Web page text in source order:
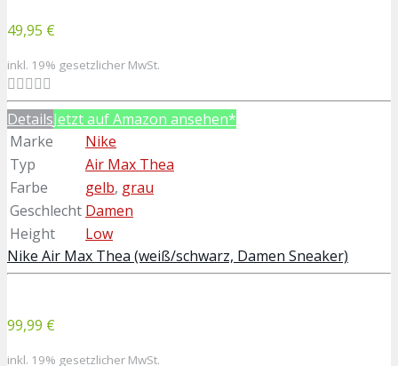
49,95 €
inkl. 19% gesetzlicher MwSt.
DetailsJetzt auf Amazon ansehen*
Marke
Nike
Typ
Air Max Thea
Farbe
gelb, grau
Geschlecht Damen
Height
Low
Nike Air Max Thea (weiß/schwarz, Damen Sneaker)
99,99 €
inkl. 19% gesetzlicher MwSt.